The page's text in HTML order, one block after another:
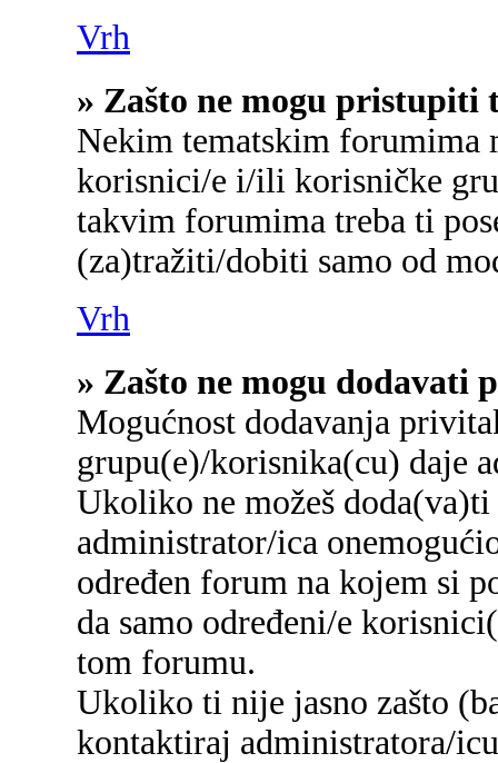
Vrh
» Zašto ne mogu pristupiti
Nekim tematskim forumima
korisnici/e i/ili korisničke
takvim forumima treba ti
(za)tražiti/dobiti samo od
Vrh
» Zašto ne mogu dodavati
Mogućnost dodavanja
grupu(e)/korisnika(cu) daje
Ukoliko ne možeš
administrator/ica
određen forum na kojem si
da samo određeni/e
tom forumu.
Ukoliko ti nije jasno zašto
kontaktiraj administratora/